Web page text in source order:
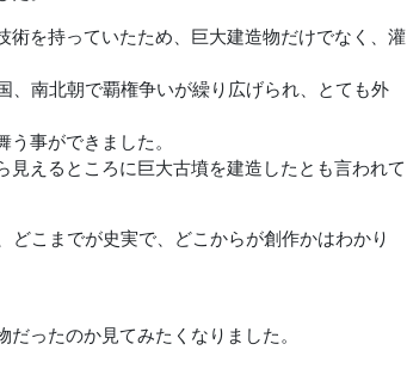
を持っていたため、巨大建造物だけでなく、灌
南北朝で覇権争いが繰り広げられ、とても外
事ができました。
えるところに巨大古墳を建造したとも言われて
こまでが史実で、どこからが創作かはわかり
ったのか見てみたくなりました。